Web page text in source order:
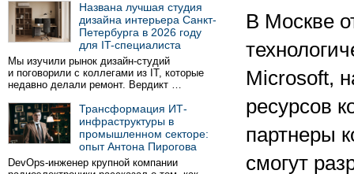
Названа лучшая студия
дизайна интерьера Санкт-
Петербурга в 2026 году
для IT-специалиста
Мы изучили рынок дизайн-студий
и поговорили с коллегами из IT, которые
недавно делали ремонт. Вердикт …
Трансформация ИТ-
инфраструктуры в
промышленном секторе:
опыт Антона Пирогова
DevOps-инженер крупной компании
В Москве
Microsoft,
ресурсов
партнеры
смогут